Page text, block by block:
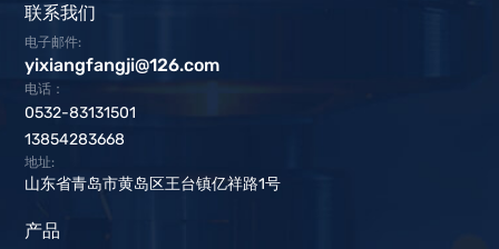
联系我们
电子邮件:
yixiangfangji@126.com
电话：
0532-83131501
13854283668
地址:
山东省青岛市黄岛区王台镇亿祥路1号
产品